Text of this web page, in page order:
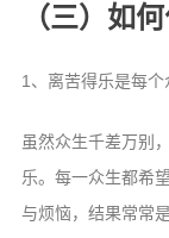
（三）如
1、离苦得乐是每
虽然众生千差万别
乐。每一众生都希
与烦恼，结果常常